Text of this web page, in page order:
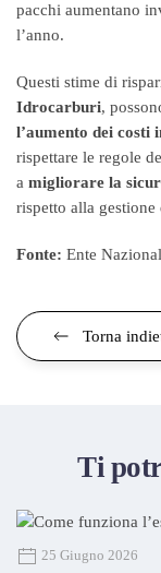
pacchi aumentano
l’anno.
Questi stime di
Idrocarburi,
l’aumento dei costi
rispettare le regole
a migliorare la
rispetto alla gestione
Fonte: Ente
Torna
Ti
25 Giugno 2026